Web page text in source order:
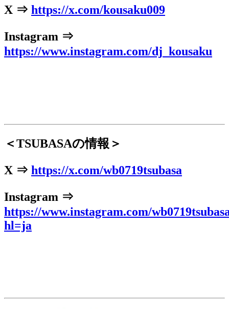
X ⇒ https://x.com/kousaku009
Instagram ⇒
https://www.instagram.com/dj_kousaku
＜TSUBASAの情報＞
X ⇒ https://x.com/wb0719tsubasa
Instagram ⇒
https://www.instagram.com/
hl=ja